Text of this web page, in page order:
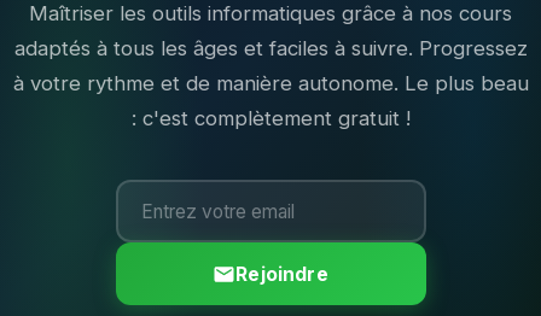
Maîtriser les outils informatiques grâce à nos cours
adaptés à tous les âges et faciles à suivre. Progressez
à votre rythme et de manière autonome. Le plus beau
: c'est complètement gratuit !
Rejoindre